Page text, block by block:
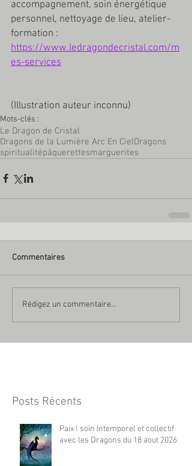
accompagnement, soin énergétique
personnel, nettoyage de lieu, atelier-
formation :
https://www.ledragondecristal.com/m
es-services
(Illustration auteur inconnu)
Mots-clés :
Le Dragon de Cristal
Dragons de la Lumière Arc En CielDragons
spiritualitépâquerettesmarguerites
Commentaires
Rédigez un commentaire...
Posts Récents
Paix ! soin Intemporel et collectif
avec les Dragons du 18 aout 2026